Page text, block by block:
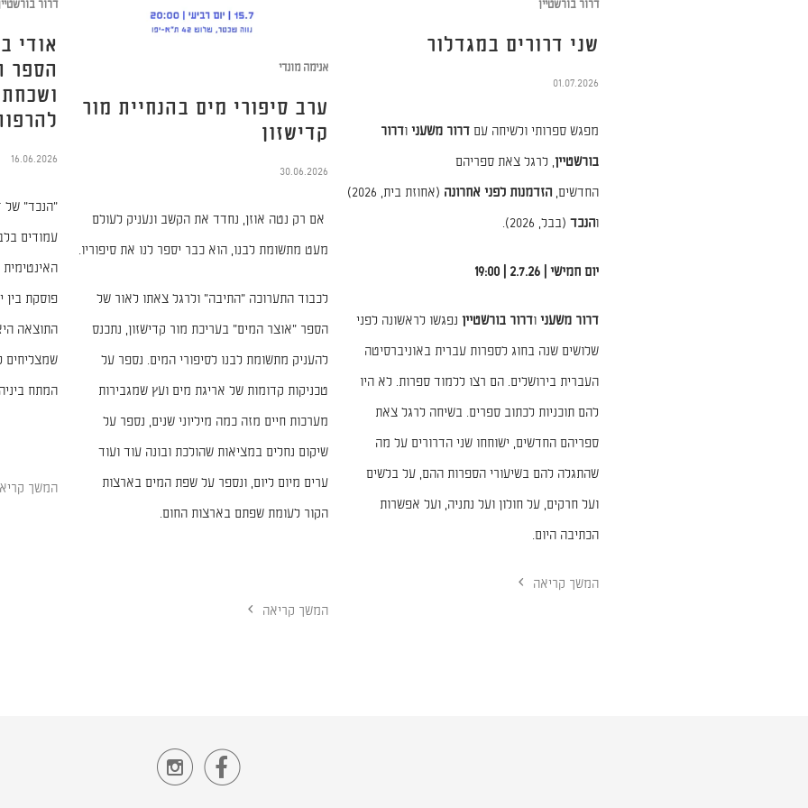
דרור בורשטיין
שני דרורים במגדלור
01.07.2026
מפגש ספרותי ולשיחה עם דרור משעני ודרור
בורשטיין, לרגל צאת ספריהם
החדשים, הזדמנות לפני אחרונה
(אחוזת בית, 2026)
והנכד (בבל, 2026).
יום חמישי | 2.7.26 | 19:00
דרור משעני ודרור בורשטיין נפגשו לראשונה לפני
שלושים שנה בחוג לספרות עברית באוניברסיטה
העברית בירושלים. הם רצו ללמוד ספרות. לא היו
להם תוכניות לכתוב ספרים. בשיחה לרגל צאת
ספריהם החדשים, ישוחחו שני הדרורים על מה
שהתגלה להם בשיעורי הספרות ההם, על בלשים
ועל חרקים, על חולון ועל נתניה, ועל אפשרות
הכתיבה היום.
המשך קריאה
אנימה מונדי
ערב סיפורי מים בהנחיית מור
קדישזון
30.06.2026
אם רק נטה אוזן, נחדד את הקשב ונעניק לעולם
מעט מתשומת לבנו, הוא כבר יספר לנו את סיפוריו.
לכבוד התערוכה "התיבה" ולרגל צאתו לאור של
הספר "אוצר המים" בעריכת מור קדישזון, נתכנס
להעניק מתשומת לבנו לסיפורי המים. נספר על
טכניקות קדומות של אריגת מים ועץ שמגבירות
מערכות חיים מזה כמה מיליוני שנים, נספר על
שיקום נחלים במציאות שהולכת ובונה עוד ועוד
ערים מיום ליום, ונספר על שפת המים בארצות
הקור לעומת שפתם בארצות החום.
המשך קריאה
דרור
אודי
הספר
16.06.2026
עמודים
פוסקת בין
התוצאה
שמצליחים
המתח
המשך

